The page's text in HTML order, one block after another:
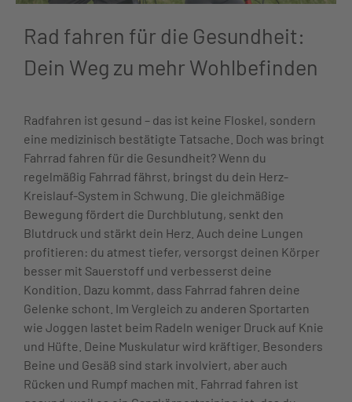
Rad fahren für die Gesundheit:
Dein Weg zu mehr Wohlbefinden
Radfahren ist gesund – das ist keine Floskel, sondern
eine medizinisch bestätigte Tatsache. Doch was bringt
Fahrrad fahren für die Gesundheit? Wenn du
regelmäßig Fahrrad fährst, bringst du dein Herz-
Kreislauf-System in Schwung. Die gleichmäßige
Bewegung fördert die Durchblutung, senkt den
Blutdruck und stärkt dein Herz. Auch deine Lungen
profitieren: du atmest tiefer, versorgst deinen Körper
besser mit Sauerstoff und verbesserst deine
Kondition. Dazu kommt, dass Fahrrad fahren deine
Gelenke schont. Im Vergleich zu anderen Sportarten
wie Joggen lastet beim Radeln weniger Druck auf Knie
und Hüfte. Deine Muskulatur wird kräftiger. Besonders
Beine und Gesäß sind stark involviert, aber auch
Rücken und Rumpf machen mit. Fahrrad fahren ist